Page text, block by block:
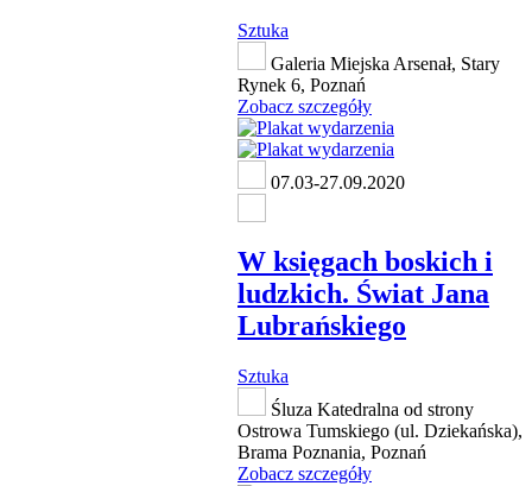
Sztuka
Galeria Miejska Arsenał, Stary
Rynek 6, Poznań
Zobacz szczegóły
07.03-27.09.2020
W księgach boskich i
ludzkich. Świat Jana
Lubrańskiego
Sztuka
Śluza Katedralna od strony
Ostrowa Tumskiego (ul. Dziekańska),
Brama Poznania, Poznań
Zobacz szczegóły